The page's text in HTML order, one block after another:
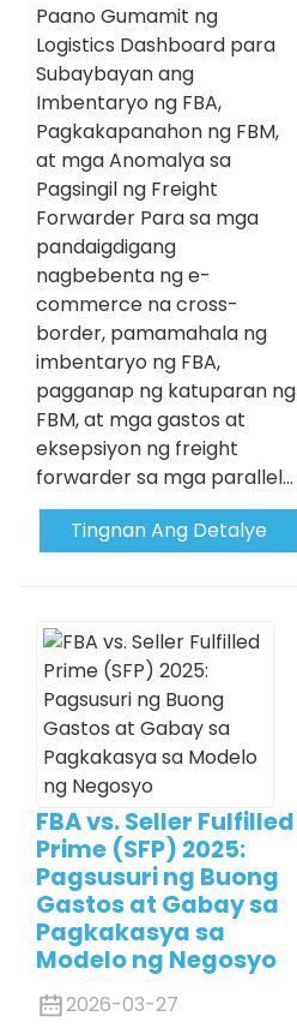
Paano Gumamit ng
Logistics Dashboard para
Subaybayan ang
Imbentaryo ng FBA,
Pagkakapanahon ng FBM,
at mga Anomalya sa
Pagsingil ng Freight
Forwarder Para sa mga
pandaigdigang
nagbebenta ng e-
commerce na cross-
border, pamamahala ng
imbentaryo ng FBA,
pagganap ng katuparan ng
FBM, at mga gastos at
eksepsiyon ng freight
forwarder sa mga parallel...
Tingnan Ang Detalye
FBA vs. Seller Fulfilled
Prime (SFP) 2025:
Pagsusuri ng Buong
Gastos at Gabay sa
Pagkakasya sa
Modelo ng Negosyo
2026-03-27